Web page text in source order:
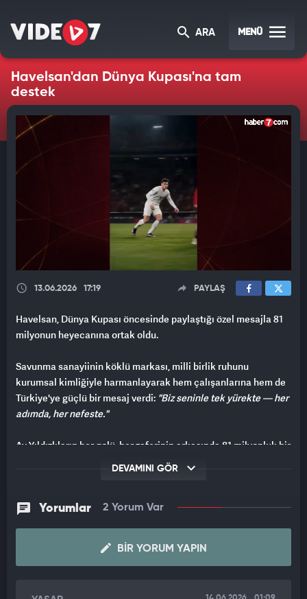
ARA MENÜ
Havelsan'dan Dünya Kupası'na tam
destek
13.06.2026 17:19 PAYLAŞ
Havelsan, Dünya Kupası öncesinde paylaştığı özel mesajla 81
milyonun heyecanına ortak oldu.
Savunma sanayiinin köklü markası, milli birlik ruhunu
kurumsal kimliğiyle harmanlayarak hem çalışanlarına hem de
Türkiye'ye güçlü bir mesaj verdi: "Biz seninle tek yürekte — her
adımda, her nefeste."
Ay-Yıldızlıların her golü, her zaferinin arkasında 81 milyonluk bir
kalp attığını hatırlatan bu paylaşım, sosyal medyada büyük
DEVAMINI GÖR
Yorumlar 2 Yorum Var
BIR YORUM YAPIN